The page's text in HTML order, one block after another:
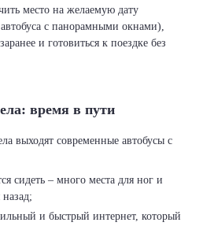
место на желаемую дату
с панорамными окнами),
и готовиться к поездке без
время в пути
выходят современные автобусы с
сидеть – много места для ног и
и быстрый интернет, который